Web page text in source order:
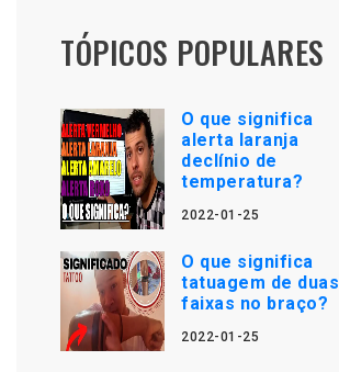
TÓPICOS POPULARES
O que significa
alerta laranja
declínio de
temperatura?
2022-01-25
O que significa
tatuagem de duas
faixas no braço?
2022-01-25